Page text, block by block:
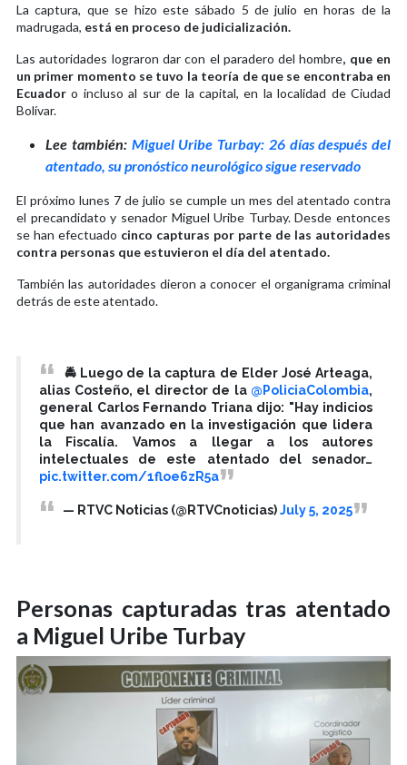
La captura, que se hizo este sábado 5 de julio en horas de la
madrugada, está en proceso de judicialización.
Las autoridades lograron dar con el paradero del hombre, que en
un primer momento se tuvo la teoría de que se encontraba en
Ecuador o incluso al sur de la capital, en la localidad de Ciudad
Bolívar.
Lee también: Miguel Uribe Turbay: 26 días después del
atentado, su pronóstico neurológico sigue reservado
El próximo lunes 7 de julio se cumple un mes del atentado contra
el precandidato y senador Miguel Uribe Turbay. Desde entonces
se han efectuado cinco capturas por parte de las autoridades
contra personas que estuvieron el día del atentado.
También las autoridades dieron a conocer el organigrama criminal
detrás de este atentado.
🚔 Luego de la captura de Elder José Arteaga,
alias Costeño, el director de la @PoliciaColombia,
general Carlos Fernando Triana dijo: "Hay indicios
que han avanzado en la investigación que lidera
la Fiscalía. Vamos a llegar a los autores
intelectuales de este atentado del senador…
pic.twitter.com/1floe6zR5a
— RTVC Noticias (@RTVCnoticias)July 5, 2025
Personas capturadas tras atentado
a Miguel Uribe Turbay